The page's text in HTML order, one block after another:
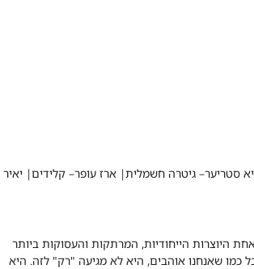
סטריער– גיטרה חשמלית| ארז עופר– קלידים| יאיר
היוצרות הייחודיות, המרתקות והעסוקות ביותר
כמו שאנחנו אוהבים, היא לא מגיעה "רק" לזה. היא